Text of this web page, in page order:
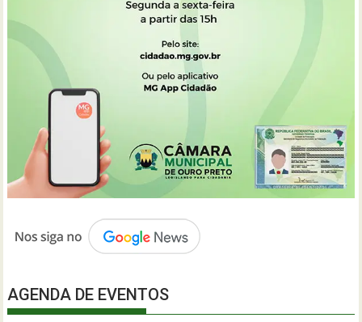
AGENDA DE EVENTOS